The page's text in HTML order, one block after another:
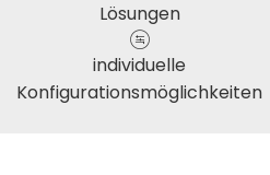
Lösungen
individuelle
Konfigurationsmöglichkeiten